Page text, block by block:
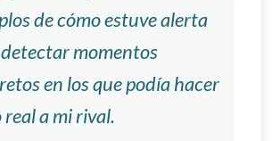
de cómo estuve alerta
momentos
en los que podía hacer
a mi rival.